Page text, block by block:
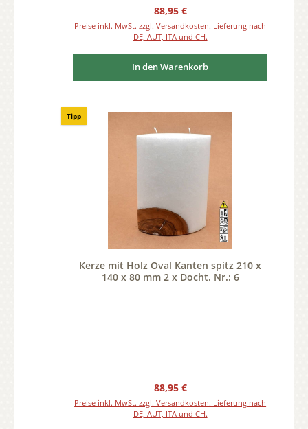
Regulärer Preis:
88,95 €
Preise inkl. MwSt. zzgl. Versandkosten. Lieferung nach
DE, AUT, ITA und CH.
In den Warenkorb
Tipp
Kerze mit Holz Oval Kanten spitz 210 x
140 x 80 mm 2 x Docht. Nr.: 6
Regulärer Preis:
88,95 €
Preise inkl. MwSt. zzgl. Versandkosten. Lieferung nach
DE, AUT, ITA und CH.